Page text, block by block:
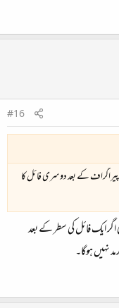
#16
کے بعد دوسری فائل کا
ایک فائل کی سطر کے بعد
نہیں ہوگا۔